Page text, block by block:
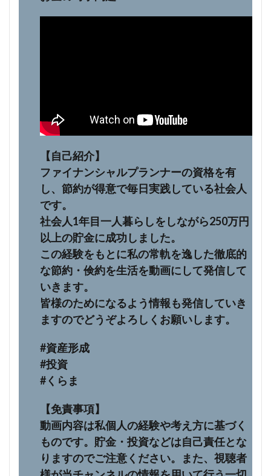
【自己紹介】
ファイナンシャルプランナーの資格を有
し、節約が得意で毎日実践している社会人
です。
社会人1年目一人暮らしをしながら250万円
以上の貯金に成功しました。
この経験をもとに私の常軌を逸した徹底的
な節約・倹約を生活を動画にして発信して
いきます。
皆様のためになるよう情報も発信していき
ますのでどうぞよろしくお願いします。
#資産形成
#投資
#くらま
【免責事項】
動画内容は私個人の経験や考え方に基づく
ものです。貯金・投資などは自己責任とな
りますのでご注意ください。また、視聴者